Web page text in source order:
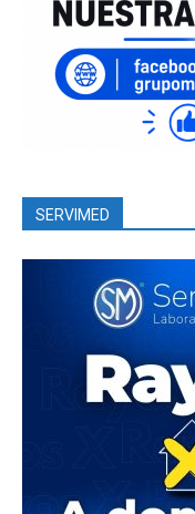
SERVIMED